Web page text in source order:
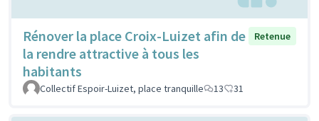
Rénover la place Croix-Luizet afin de
la rendre attractive à tous les
habitants
Retenue
Collectif Espoir-Luizet, place tranquille 13 31